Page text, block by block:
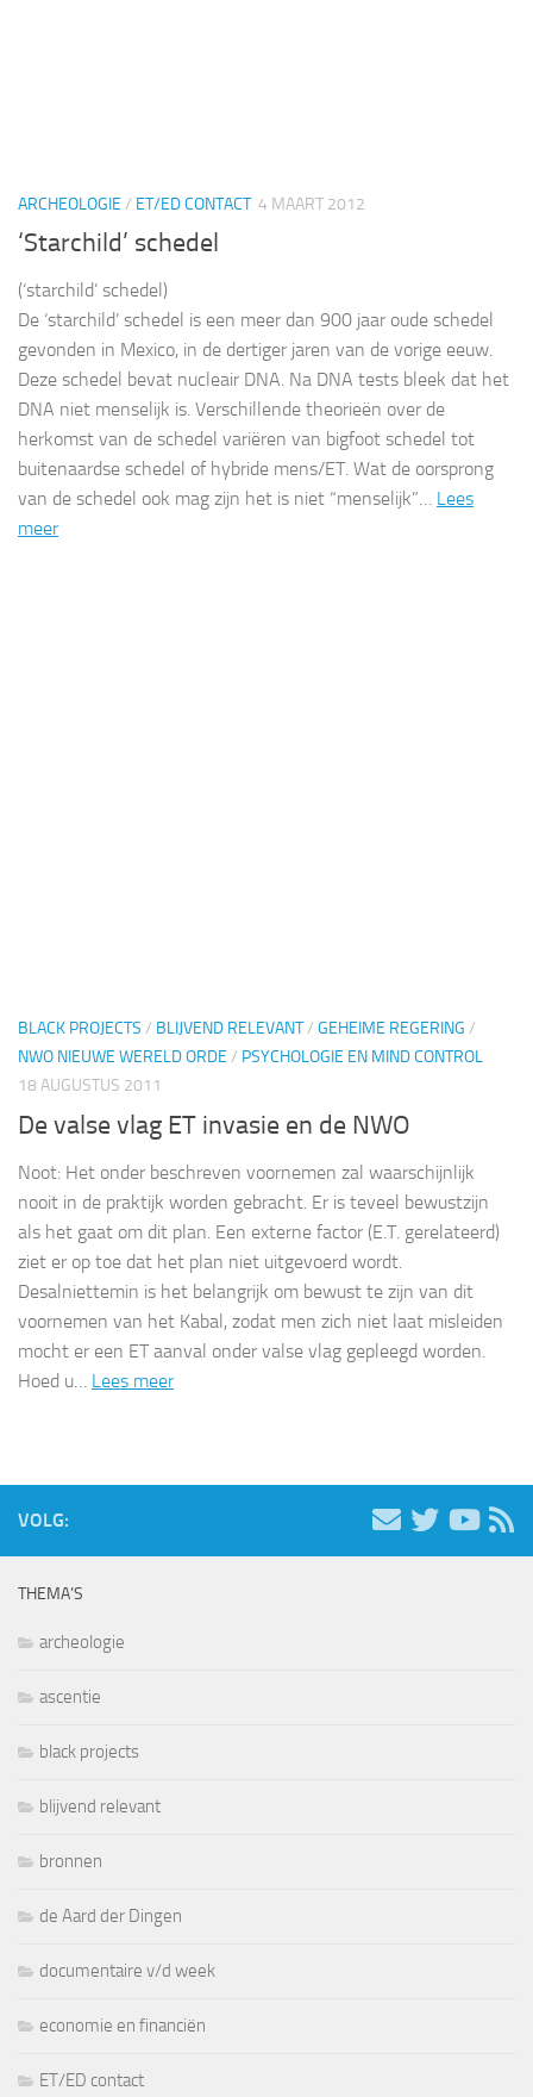
ARCHEOLOGIE / ET/ED CONTACT 4 MAART 2012
‘Starchild’ schedel
(‘starchild’ schedel)
De ‘starchild’ schedel is een meer dan 900 jaar oude schedel
gevonden in Mexico, in de dertiger jaren van de vorige eeuw.
Deze schedel bevat nucleair DNA. Na DNA tests bleek dat het
DNA niet menselijk is. Verschillende theorieën over de
herkomst van de schedel variëren van bigfoot schedel tot
buitenaardse schedel of hybride mens/ET. Wat de oorsprong
van de schedel ook mag zijn het is niet “menselijk”… Lees
meer
BLACK PROJECTS / BLIJVEND RELEVANT/ GEHEIME REGERING /
NWO NIEUWE WERELD ORDE / PSYCHOLOGIE EN MIND CONTROL
18 AUGUSTUS 2011
De valse vlag ET invasie en de NWO
Noot: Het onder beschreven voornemen zal waarschijnlijk
nooit in de praktijk worden gebracht. Er is teveel bewustzijn
als het gaat om dit plan. Een externe factor (E.T. gerelateerd)
ziet er op toe dat het plan niet uitgevoerd wordt.
Desalniettemin is het belangrijk om bewust te zijn van dit
voornemen van het Kabal, zodat men zich niet laat misleiden
mocht er een ET aanval onder valse vlag gepleegd worden.
Hoed u… Lees meer
VOLG:
THEMA’S
archeologie
ascentie
black projects
blijvend relevant
bronnen
de Aard der Dingen
documentaire v/d week
economie en financiën
ET/ED contact